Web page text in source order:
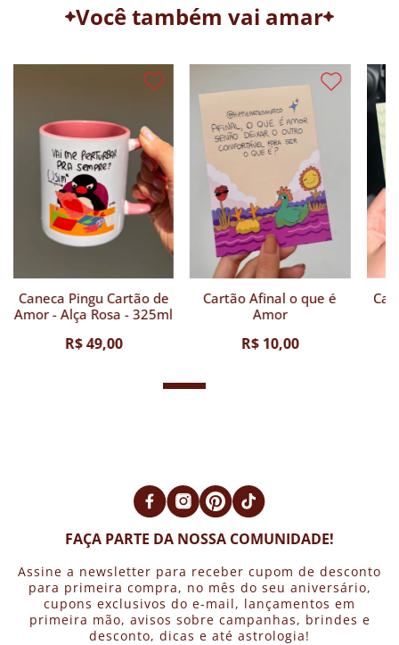
Você também vai amar
Caneca Pingu Cartão de
Amor - Alça Rosa - 325ml
R$ 49,00
Cartão Afinal o que é
Amor
R$ 10,00
FAÇA PARTE DA NOSSA COMUNIDADE!
Assine a newsletter para receber cupom de desconto
para primeira compra, no mês do seu aniversário,
cupons exclusivos do e-mail, lançamentos em
primeira mão, avisos sobre campanhas, brindes e
desconto, dicas e até astrologia!